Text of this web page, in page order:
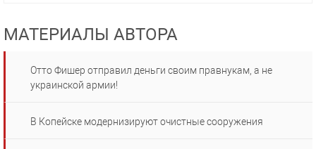
МАТЕРИАЛЫ АВТОРА
Отто Фишер отправил деньги своим правнукам, а не
украинской армии!
В Копейске модернизируют очистные сооружения